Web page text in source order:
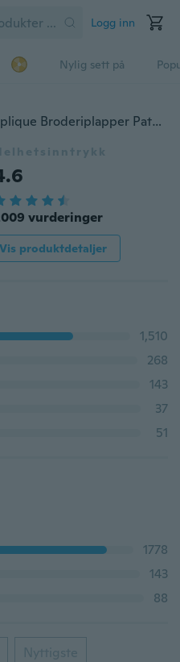
Logg inn
Nylig sett på
2 stk Sequin Angel Wings Applique Broderiplapper Patche for Klær Klær Parches Sy Patch Klistremerke tilbehør
vurderinger
Vis produktdetaljer
1,510
268
143
37
51
1778
143
88
Nyttigste